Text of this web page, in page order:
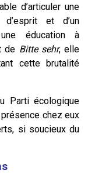
d’articuler une
d’esprit et d’un
une éducation à
de Bitte sehr, elle
cette brutalité
Parti écologique
chez eux
si soucieux du